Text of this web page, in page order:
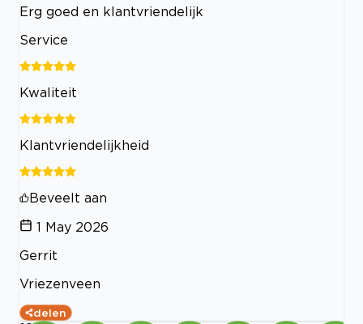
Erg goed en klantvriendelijk
Service
Kwaliteit
Klantvriendelijkheid
Beveelt aan
1 May 2026
Gerrit
Vriezenveen
delen